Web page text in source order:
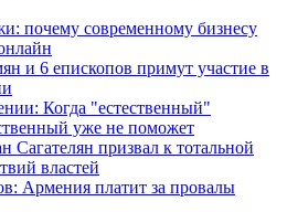
почему современному бизнесу
и 6 епископов примут участие в
Когда "естественный"
уже не поможет
призвал к тотальной
властей
Армения платит за провалы